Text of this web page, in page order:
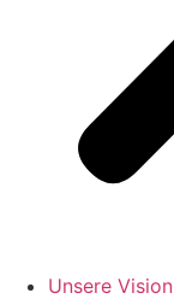
Unsere Vision